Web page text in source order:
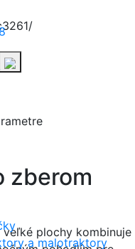
Hľadať
a malotraktory
zberom
plochy kombinuje